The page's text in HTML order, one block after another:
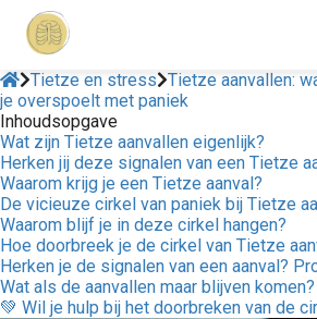
Tietze en stress Tietze aanvallen:
je overspoelt met paniek
Inhoudsopgave
Wat zijn Tietze aanvallen eigenlijk?
Herken jij deze signalen van een Tietze
Waarom krijg je een Tietze aanval?
De vicieuze cirkel van paniek bij Tietze
Waarom blijf je in deze cirkel hangen?
Hoe doorbreek je de cirkel van Tietze
Herken je de signalen van een aanval?
Wat als de aanvallen maar blijven komen?
💚 Wil je hulp bij het doorbreken van de